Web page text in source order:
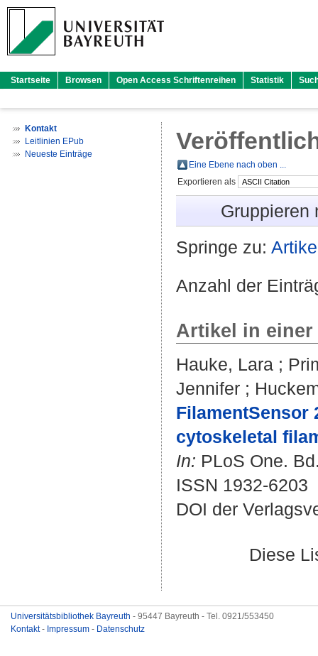
Startseite Browsen Open Access Schriftenreihen Statistik
Kontakt
Leitlinien EPub
Neueste Einträge
Eine Ebene nach oben ...
Exportieren als
Gruppieren
Springe zu:
Anzahl der
Artikel in
Hauke, Lara ;
Jennifer ;
FilamentSensor
cytoskeletal
In: PLoS One.
ISSN 1932-6203
DOI der
Diese
Universitätsbibliothek Bayreuth - 95447 Bayreuth - Tel. 0921/553450
Kontakt- Impressum - Datenschutz